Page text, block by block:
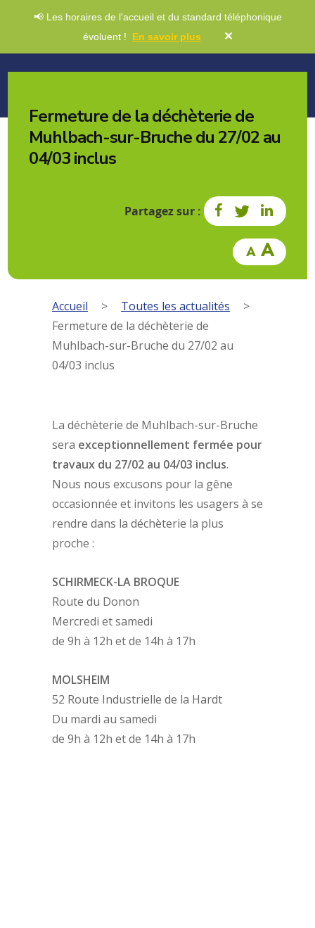
📢 Les horaires de l'accueil et du standard téléphonique
évoluent ! En savoir plus ✕
Fermeture de la déchèterie de
Muhlbach-sur-Bruche du 27/02 au
04/03 inclus
Partagez sur :
Accueil > Toutes les actualités
>
Fermeture de la déchèterie de
Muhlbach-sur-Bruche du 27/02 au
04/03 inclus
La déchèterie de Muhlbach-sur-Bruche
sera exceptionnellement fermée pour
travaux du 27/02 au 04/03 inclus.
Nous nous excusons pour la gêne
occasionnée et invitons les usagers à se
rendre dans la déchèterie la plus
proche :
SCHIRMECK-LA BROQUE
Route du Donon
Mercredi et samedi
de 9h à 12h et de 14h à 17h
MOLSHEIM
52 Route Industrielle de la Hardt
Du mardi au samedi
de 9h à 12h et de 14h à 17h